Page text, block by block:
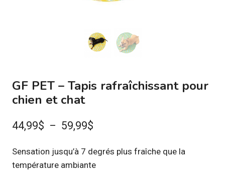
GF PET – Tapis rafraîchissant pour
chien et chat
44,99$ – 59,99$
prix :
Sensation jusqu’à 7 degrés plus fraîche que la
température ambiante